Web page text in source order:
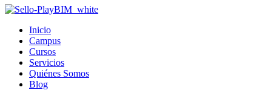
Inicio
Campus
Cursos
Servicios
Quiénes Somos
Blog